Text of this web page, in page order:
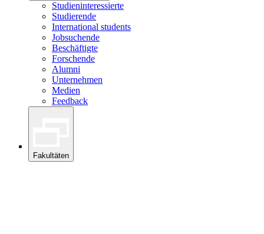
Studieninteressierte
Studierende
International students
Jobsuchende
Beschäftigte
Forschende
Alumni
Unternehmen
Medien
Feedback
Fakultäten